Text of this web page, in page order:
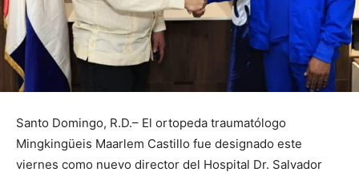
Santo Domingo, R.D.– El ortopeda traumatólogo
Mingkingüeis Maarlem Castillo fue designado este
viernes como nuevo director del Hospital Dr. Salvador